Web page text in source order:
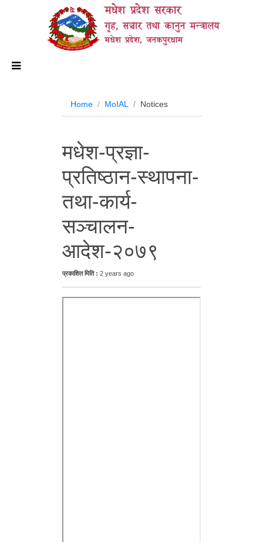
मधेश प्रदेश सरकार
गृह, सञ्चार तथा कानुन मन्त्रालय
मधेश प्रदेश, जनकपुरधाम
Home MoIAL Notices
मधेश-प्रज्ञा-
प्रतिष्ठान-स्थापना-
तथा-कार्य-
सञ्चालन-
आदेश-२०७९
प्रकाशित मिति : 2 years ago